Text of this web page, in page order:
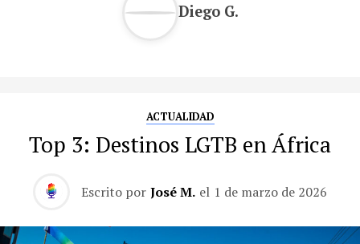
Diego G.
ACTUALIDAD
Top 3: Destinos LGTB en África
Escrito por José M. el 1 de marzo de 2026